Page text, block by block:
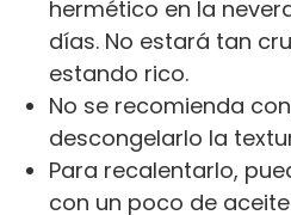
hermético en la
días. No estará tan
estando rico.
No se recomienda
descongelarlo la
Para recalentarlo,
con un poco de